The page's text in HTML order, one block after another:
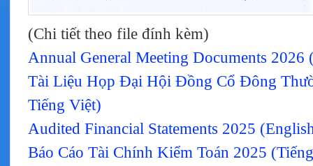
(Chi tiết theo file đính kèm)
Annual General Meeting Documents 2026
Tài Liệu Họp Đại Hội Đồng Cổ Đông
Tiếng Việt)
Audited Financial Statements 2025
Báo Cáo Tài Chính Kiểm Toán 2025